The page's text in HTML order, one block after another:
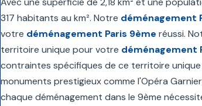
317 habitants au km². Notre déménagement
votre déménagement Paris 9ème réussi.
territoire unique pour votre déménagement
contraintes spécifiques de ce territoire
monuments prestigieux comme l'Opéra
chaque déménagement dans le 9ème